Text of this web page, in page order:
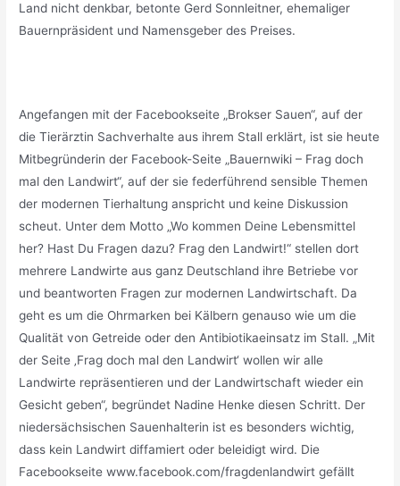
Land nicht denkbar, betonte Gerd Sonnleitner, ehemaliger
Bauernpräsident und Namensgeber des Preises.
Angefangen mit der Facebookseite „Brokser Sauen“, auf der
die Tierärztin Sachverhalte aus ihrem Stall erklärt, ist sie heute
Mitbegründerin der Facebook-Seite „Bauernwiki – Frag doch
mal den Landwirt“, auf der sie federführend sensible Themen
der modernen Tierhaltung anspricht und keine Diskussion
scheut. Unter dem Motto „Wo kommen Deine Lebensmittel
her? Hast Du Fragen dazu? Frag den Landwirt!“ stellen dort
mehrere Landwirte aus ganz Deutschland ihre Betriebe vor
und beantworten Fragen zur modernen Landwirtschaft. Da
geht es um die Ohrmarken bei Kälbern genauso wie um die
Qualität von Getreide oder den Antibiotikaeinsatz im Stall. „Mit
der Seite ‚Frag doch mal den Landwirt‘ wollen wir alle
Landwirte repräsentieren und der Landwirtschaft wieder ein
Gesicht geben“, begründet Nadine Henke diesen Schritt. Der
niedersächsischen Sauenhalterin ist es besonders wichtig,
dass kein Landwirt diffamiert oder beleidigt wird. Die
Facebookseite www.facebook.com/fragdenlandwirt gefällt